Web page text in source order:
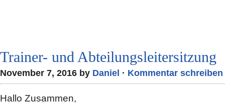
Trainer- und Abteilungsleitersitzung
November 7, 2016 by Daniel · Kommentar schreiben
Hallo Zusammen,